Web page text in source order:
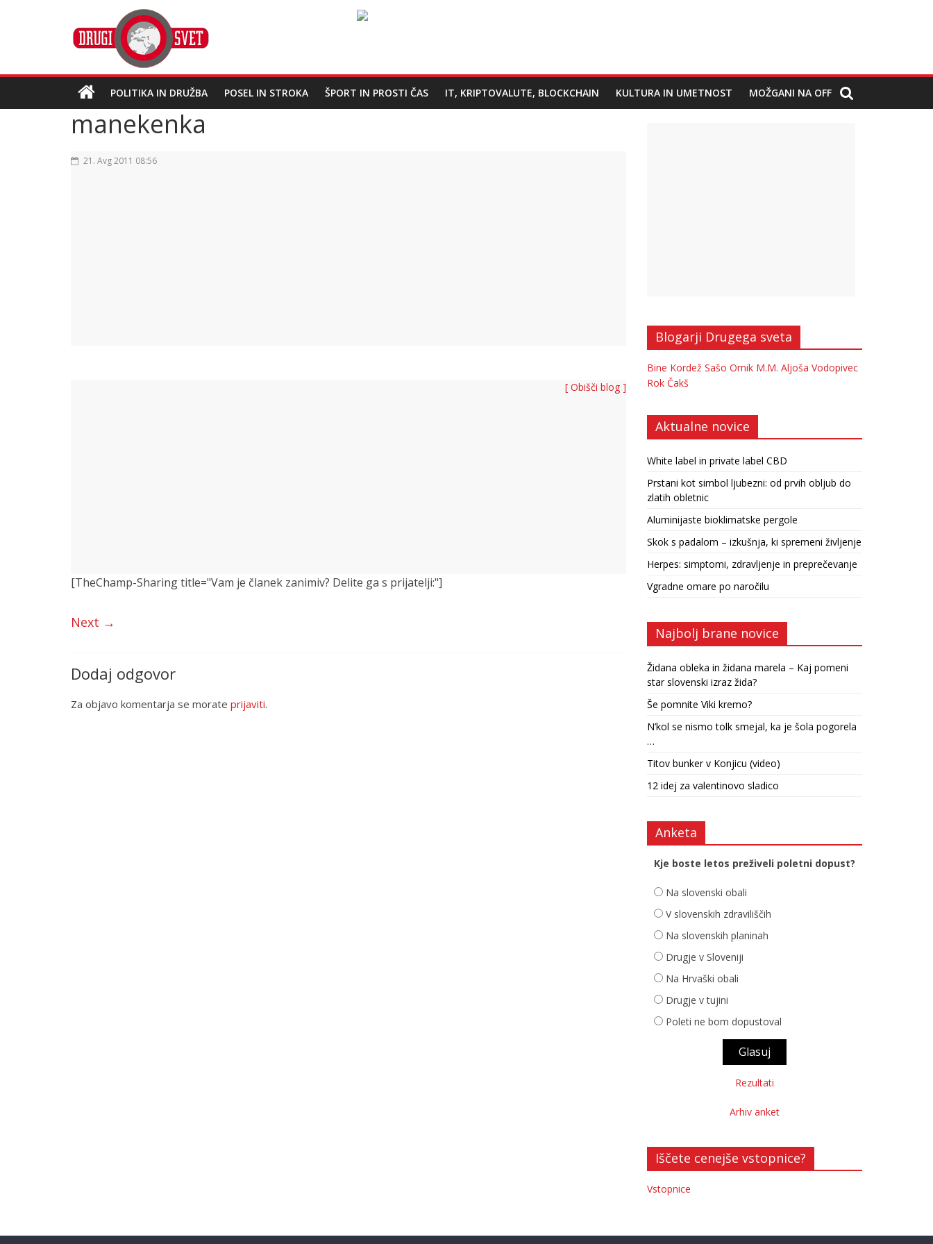
POLITIKA IN DRUŽBA POSEL IN STROKA ŠPORT IN PROSTI ČAS IT, KRIPTOVALUTE, BLOCKCHAIN KULTURA IN UMETNOST MOŽGANI NA OFF
manekenka
21. Avg 2011 08:56
[ Obišči blog ]
[TheChamp-Sharing title="Vam je članek zanimiv? Delite ga s prijatelji:"]
Next →
Dodaj odgovor
Za objavo komentarja se morate prijaviti.
Blogarji Drugega sveta
Bine Kordež Sašo Ornik M.M. Aljoša Vodopivec
Rok Čakš
Aktualne novice
White label in private label CBD
Prstani kot simbol ljubezni: od prvih obljub do
zlatih obletnic
Aluminijaste bioklimatske pergole
Skok s padalom – izkušnja, ki spremeni življenje
Herpes: simptomi, zdravljenje in preprečevanje
Vgradne omare po naročilu
Najbolj brane novice
Židana obleka in židana marela – Kaj pomeni
star slovenski izraz žida?
Še pomnite Viki kremo?
N’kol se nismo tolk smejal, ka je šola pogorela
…
Titov bunker v Konjicu (video)
12 idej za valentinovo sladico
Anketa
Kje boste letos preživeli poletni dopust?
Na slovenski obali
V slovenskih zdraviliščih
Na slovenskih planinah
Drugje v Sloveniji
Na Hrvaški obali
Drugje v tujini
Poleti ne bom dopustoval
Rezultati
Arhiv anket
Iščete cenejše vstopnice?
Vstopnice